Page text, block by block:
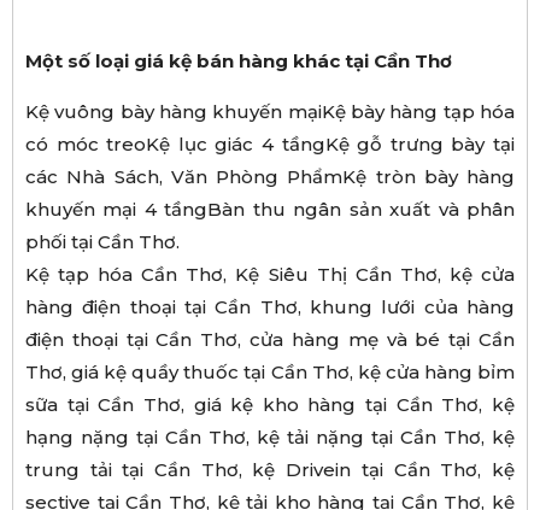
Một số loại giá kệ bán hàng khác tại Cần Thơ
Kệ vuông bày hàng khuyến mạiKệ bày hàng tạp hóa
có móc treoKệ lục giác 4 tầngKệ gỗ trưng bày tại
các Nhà Sách, Văn Phòng PhẩmKệ tròn bày hàng
khuyến mại 4 tầngBàn thu ngân sản xuất và phân
phối tại Cần Thơ.
Kệ tạp hóa Cần Thơ, Kệ Siêu Thị Cần Thơ, kệ cửa
hàng điện thoại tại Cần Thơ, khung lưới của hàng
điện thoại tại Cần Thơ, cửa hàng mẹ và bé tại Cần
Thơ, giá kệ quầy thuốc tại Cần Thơ, kệ cửa hàng bỉm
sữa tại Cần Thơ, giá kệ kho hàng tại Cần Thơ, kệ
hạng nặng tại Cần Thơ, kệ tải nặng tại Cần Thơ, kệ
trung tải tại Cần Thơ, kệ Drivein tại Cần Thơ, kệ
sective tại Cần Thơ, kệ tải kho hàng tại Cần Thơ, kệ